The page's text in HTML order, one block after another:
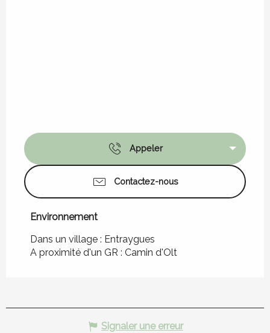
Appeler
Contactez-nous
Environnement
Environnement
Dans un village : Entraygues
A proximité d'un GR : Camin d'Olt
Signaler une erreur